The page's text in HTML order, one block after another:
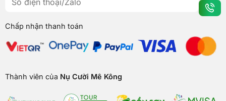
Chấp nhận thanh toán
Thành viên của Nụ Cười Mê Kông